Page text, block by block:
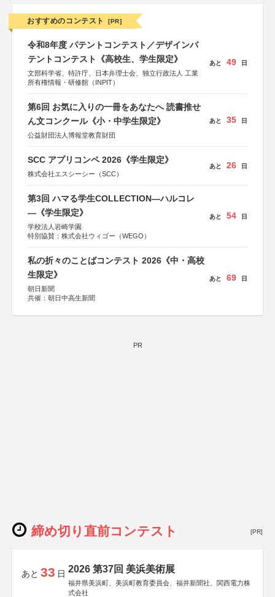
おすすめのコンテスト [PR]
令和8年度 パテントコンテスト／デザインパ
テントコンテスト《高校生、学生限定》
文部科学省、特許庁、日本弁理士会、独立行政法人 工業
所有権情報・研修館（INPIT）
あと 49 日
第6回 お気に入りの一冊をあなたへ 読書推せ
ん文コンクール《小・中学生限定》
公益財団法人博報堂教育財団
あと 35 日
SCC アプリコンペ 2026《学生限定》
株式会社エスシーシー（SCC）
あと 26 日
第3回 ハマる学生COLLECTION―ハルコレ
―《学生限定》
学校法人岩崎学園
特別協賛：株式会社ウィゴー（WEGO）
あと 54 日
私の折々のことばコンテスト 2026《中・高校
生限定》
朝日新聞
共催：朝日中高生新聞
あと 69 日
PR
締め切り直前コンテスト [PR]
あと 33 日 2026 第37回 美浜美術展
福井県美浜町、美浜町教育委員会、福井新聞社、関西電力株
式会社